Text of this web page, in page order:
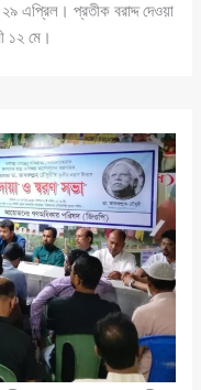
২৯ এপ্রিল। প্রতীক বরাদ্দ দেওয়া
১২ মে।